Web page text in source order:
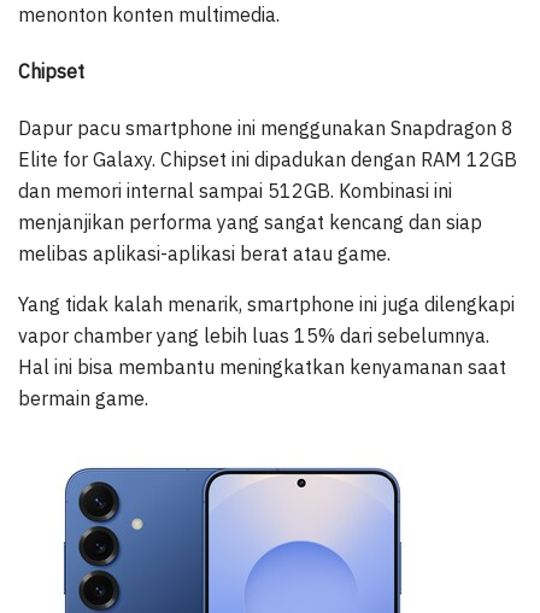
menonton konten multimedia.
Chipset
Dapur pacu smartphone ini menggunakan Snapdragon 8
Elite for Galaxy. Chipset ini dipadukan dengan RAM 12GB
dan memori internal sampai 512GB. Kombinasi ini
menjanjikan performa yang sangat kencang dan siap
melibas aplikasi-aplikasi berat atau game.
Yang tidak kalah menarik, smartphone ini juga dilengkapi
vapor chamber yang lebih luas 15% dari sebelumnya.
Hal ini bisa membantu meningkatkan kenyamanan saat
bermain game.